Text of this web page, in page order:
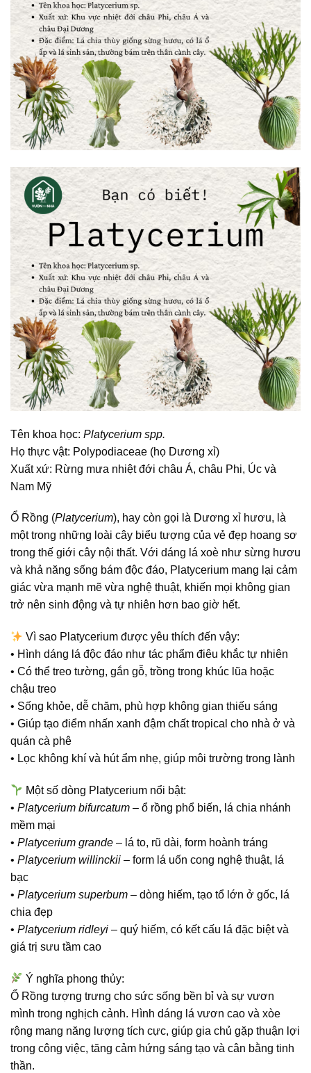
Tên khoa học: Platycerium spp.
Họ thực vật: Polypodiaceae (họ Dương xỉ)
Xuất xứ: Rừng mưa nhiệt đới châu Á, châu Phi, Úc và
Nam Mỹ
Ổ Rồng (Platycerium), hay còn gọi là Dương xỉ hươu, là
một trong những loài cây biểu tượng của vẻ đẹp hoang sơ
trong thế giới cây nội thất. Với dáng lá xoè như sừng hươu
và khả năng sống bám độc đáo, Platycerium mang lại cảm
giác vừa mạnh mẽ vừa nghệ thuật, khiến mọi không gian
trở nên sinh động và tự nhiên hơn bao giờ hết.
Vì sao Platycerium được yêu thích đến vậy:
• Hình dáng lá độc đáo như tác phẩm điêu khắc tự nhiên
• Có thể treo tường, gắn gỗ, trồng trong khúc lũa hoặc
chậu treo
• Sống khỏe, dễ chăm, phù hợp không gian thiếu sáng
• Giúp tạo điểm nhấn xanh đậm chất tropical cho nhà ở và
quán cà phê
• Lọc không khí và hút ẩm nhẹ, giúp môi trường trong lành
Một số dòng Platycerium nổi bật:
• Platycerium bifurcatum – ổ rồng phổ biến, lá chia nhánh
mềm mại
• Platycerium grande – lá to, rũ dài, form hoành tráng
• Platycerium willinckii – form lá uốn cong nghệ thuật, lá
bạc
• Platycerium superbum – dòng hiếm, tạo tổ lớn ở gốc, lá
chia đẹp
• Platycerium ridleyi – quý hiếm, có kết cấu lá đặc biệt và
giá trị sưu tầm cao
Ý nghĩa phong thủy:
Ổ Rồng tượng trưng cho sức sống bền bỉ và sự vươn
mình trong nghịch cảnh. Hình dáng lá vươn cao và xòe
rộng mang năng lượng tích cực, giúp gia chủ gặp thuận lợi
trong công việc, tăng cảm hứng sáng tạo và cân bằng tinh
thần.